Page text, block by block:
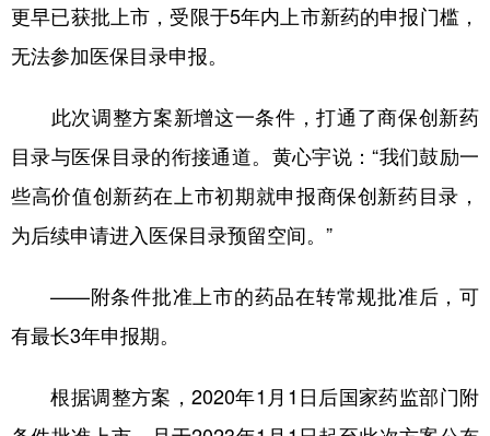
新疆 内蒙古 黑龙江
多语种频道
English Español Français عربى
Русский язык 日本語 한국어
Deutsch Português
更早已获批上市，受限于5年内上市新药的申报门槛，
无法参加医保目录申报。
此次调整方案新增这一条件，打通了商保创新药
目录与医保目录的衔接通道。黄心宇说：“我们鼓励一
些高价值创新药在上市初期就申报商保创新药目录，
为后续申请进入医保目录预留空间。”
——附条件批准上市的药品在转常规批准后，可
有最长3年申报期。
根据调整方案，2020年1月1日后国家药监部门附